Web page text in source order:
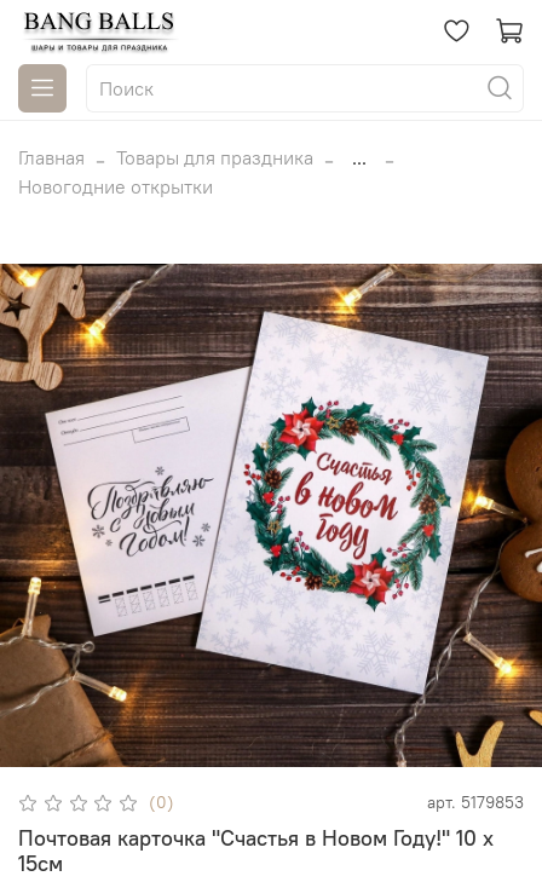
Главная Товары для праздника
...
Новогодние открытки
(0) арт. 5179853
Почтовая карточка "Счастья в Новом Году!" 10 х
15см